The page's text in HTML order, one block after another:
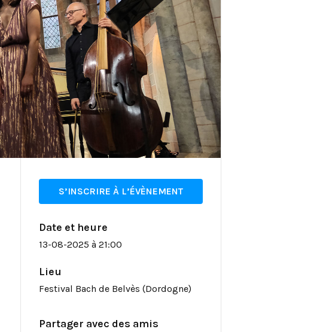
S’INSCRIRE À L’ÉVÈNEMENT
Date et heure
13-08-2025 à 21:00
Lieu
Festival Bach de Belvès (Dordogne)
Partager avec des amis